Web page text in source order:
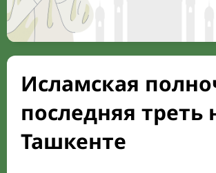
Исламская
последняя треть
Ташкенте